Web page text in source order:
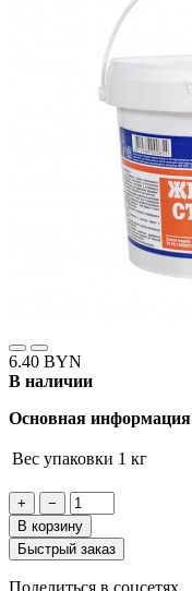
6.40 BYN
В наличии
Основная информация
Вес упаковки 1 кг
+
−
В корзину
Быстрый заказ